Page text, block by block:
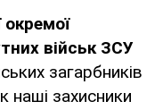
окремої
військ ЗСУ
загарбників
наші захисники